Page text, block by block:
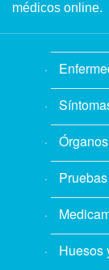
médicos online.
Huesos